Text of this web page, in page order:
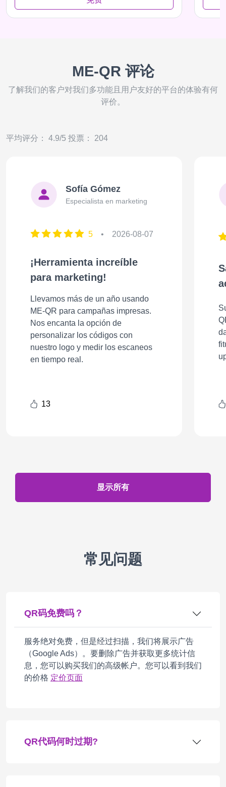
ME-QR 评论
了解我们的客户对我们多功能且用户友好的平台的体验有何
评价。
平均评分： 4.9/5 投票： 204
Sofía Gómez
Especialista en marketing
5 • 2026-08-07
¡Herramienta increíble
para marketing!
Llevamos más de un año usando
ME-QR para campañas impresas.
Nos encanta la opción de
personalizar los códigos con
nuestro logo y medir los escaneos
en tiempo real.
13
显示所有
常见问题
QR码免费吗？
服务绝对免费，但是经过扫描，我们将展示广告
（Google Ads）。要删除广告并获取更多统计信
息，您可以购买我们的高级帐户。您可以看到我们
的价格 定价页面
QR代码何时过期?